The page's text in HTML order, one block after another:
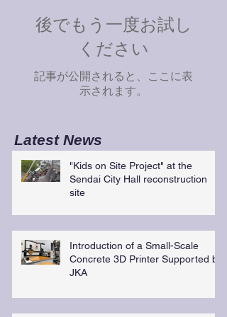
後でもう一度お試し
ください
記事が公開されると、ここに表
示されます。
Latest News
"Kids on Site Project" at the
Sendai City Hall reconstruction
site
Introduction of a Small-Scale
Concrete 3D Printer Supported by
JKA